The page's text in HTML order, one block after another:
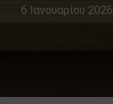
6 Ιανουαρίου 2026